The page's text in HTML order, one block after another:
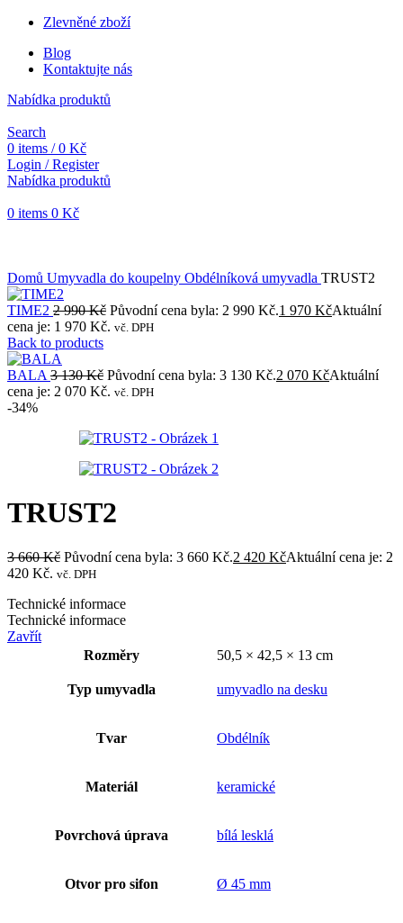
Zlevněné zboží
Blog
Kontaktujte nás
Nabídka produktů
Search
0 items / 0 Kč
Login / Register
Nabídka produktů
0 items 0 Kč
Domů Umyvadla do koupelny Obdélníková umyvadla TRUST2
TIME2 2 990Kč Původní cena byla: 2 990 Kč.1 970 KčAktuální
cena je: 1 970 Kč. vč. DPH
Back to products
BALA 3 130Kč Původní cena byla: 3 130 Kč.2 070 KčAktuální
cena je: 2 070 Kč. vč. DPH
-34%
TRUST2
3 660Kč Původní cena byla: 3 660 Kč.2 420 KčAktuální cena je: 2
420 Kč. vč. DPH
Technické informace
Technické informace
Zavřít
Rozměry
50,5 × 42,5 × 13 cm
Typ umyvadla umyvadlo na desku
Tvar Obdélník
Materiál keramické
Povrchová úprava bílá lesklá
Otvor pro sifon Ø 45 mm